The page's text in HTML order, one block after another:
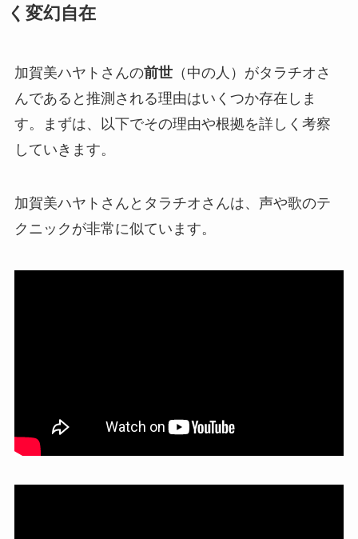
く変幻自在
加賀美ハヤトさんの前世（中の人）がタラチオ さ
んであると推測される理由はいくつか存在しま
す。まずは、以下でその理由や根拠を詳しく考察
していきます。
加賀美ハヤトさんとタラチオさんは、 声や歌のテ
クニック が非常に似ています。